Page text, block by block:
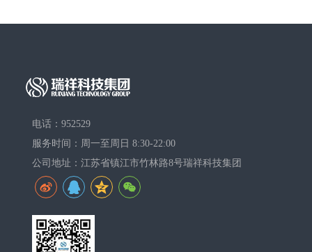
电话：952529
服务时间：周一至周日 8:30-22:00
公司地址：江苏省镇江市竹林路8号瑞祥科技集团